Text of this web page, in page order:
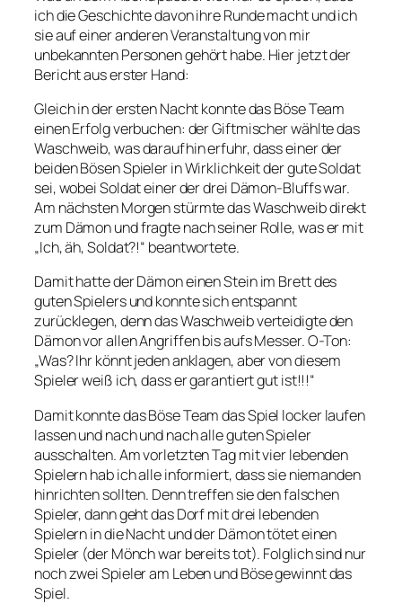
ich die Geschichte davon ihre Runde macht und ich
sie auf einer anderen Veranstaltung von mir
unbekannten Personen gehört habe. Hier jetzt der
Bericht aus erster Hand:
Gleich in der ersten Nacht konnte das Böse Team
einen Erfolg verbuchen: der Giftmischer wählte das
Waschweib, was daraufhin erfuhr, dass einer der
beiden Bösen Spieler in Wirklichkeit der gute Soldat
sei, wobei Soldat einer der drei Dämon-Bluffs war.
Am nächsten Morgen stürmte das Waschweib direkt
zum Dämon und fragte nach seiner Rolle, was er mit
„Ich, äh, Soldat?!“ beantwortete.
Damit hatte der Dämon einen Stein im Brett des
guten Spielers und konnte sich entspannt
zurücklegen, denn das Waschweib verteidigte den
Dämon vor allen Angriffen bis aufs Messer. O-Ton:
„Was? Ihr könnt jeden anklagen, aber von diesem
Spieler weiß ich, dass er garantiert gut ist!!!“
Damit konnte das Böse Team das Spiel locker laufen
lassen und nach und nach alle guten Spieler
ausschalten. Am vorletzten Tag mit vier lebenden
Spielern hab ich alle informiert, dass sie niemanden
hinrichten sollten. Denn treffen sie den falschen
Spieler, dann geht das Dorf mit drei lebenden
Spielern in die Nacht und der Dämon tötet einen
Spieler (der Mönch war bereits tot). Folglich sind nur
noch zwei Spieler am Leben und Böse gewinnt das
Spiel.